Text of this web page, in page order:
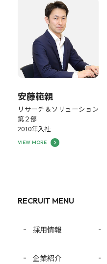
安藤範親
リサーチ＆ソリューション
第２部
2010年入社
VIEW MORE
RECRUIT MENU
採用情報
企業紹介